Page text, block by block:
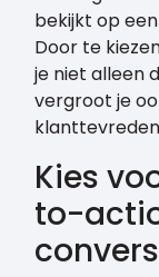
bekijkt op
Door te
je niet alleen
vergroot je
Kies
to-